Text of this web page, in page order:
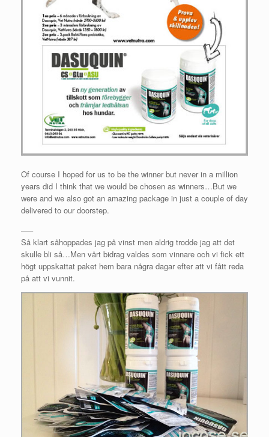
Of course I hoped for us to be the winner but never in a million
years did I think that we would be chosen as winners…But we
were and we also got an amazing package in just a couple of day
delivered to our doorstep.
—–
Så klart såhoppades jag på vinst men aldrig trodde jag att det
skulle bli så…Men vårt bidrag valdes som vinnare och vi fick ett
högt uppskattat paket hem bara några dagar efter att vi fått reda
på att vi vunnit.